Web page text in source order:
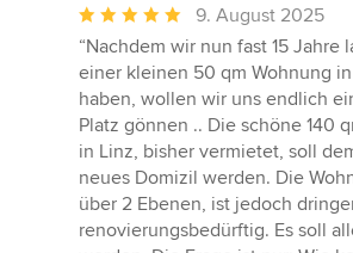
Durchschnittliche
Bewertung:
5
von
5
Sternen
9. August 2025
“Nachdem wir nun fast 15 Jahre
einer kleinen 50 qm Wohnung
haben, wollen wir uns endlich
Platz gönnen .. Die schöne 140
in Linz, bisher vermietet, soll
neues Domizil werden. Die
über 2 Ebenen, ist jedoch
renovierungsbedürftig. Es soll